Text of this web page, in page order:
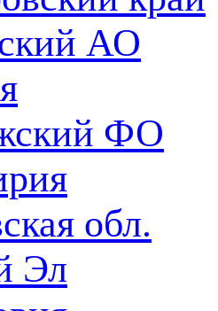
АО
ФО
обл.
Эл